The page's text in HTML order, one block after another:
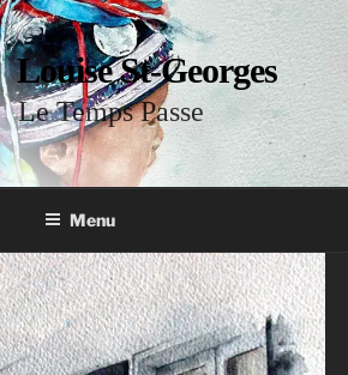
Louise St-Georges
Le Temps Passe
Menu